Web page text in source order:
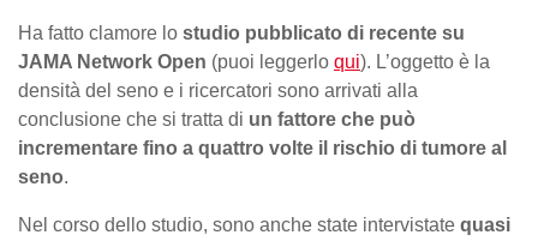
Ha fatto clamore lo studio pubblicato di recente su
JAMA Network Open (puoi leggerlo qui). L’oggetto è la
densità del seno e i ricercatori sono arrivati alla
conclusione che si tratta di un fattore che può
incrementare fino a quattro volte il rischio di tumore al
seno.
Nel corso dello studio, sono anche state intervistate quasi